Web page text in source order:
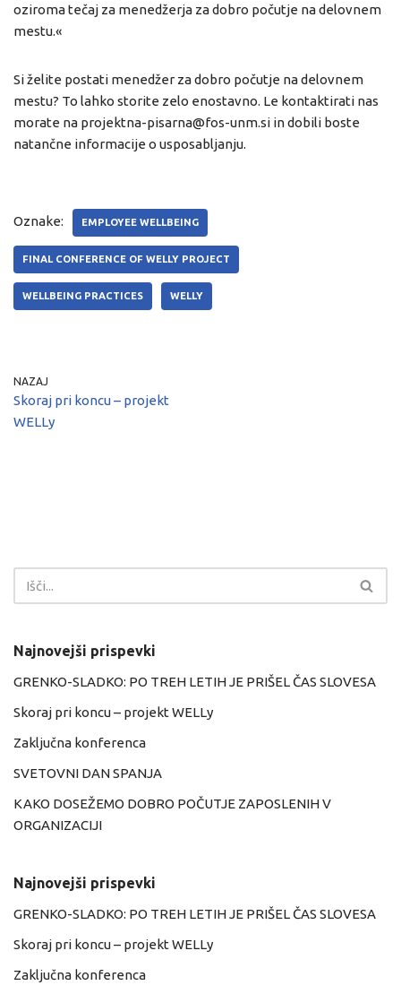
oziroma tečaj za menedžerja za dobro počutje na delovnem
mestu.«
Si želite postati menedžer za dobro počutje na delovnem
mestu? To lahko storite zelo enostavno. Le kontaktirati nas
morate na projektna-pisarna@fos-unm.si in dobili boste
natančne informacije o usposabljanju.
Oznake: EMPLOYEE WELLBEING
FINAL CONFERENCE OF WELLY PROJECT
WELLBEING PRACTICES WELLY
NAZAJ
Skoraj pri koncu – projekt
WELLy
Najnovejši prispevki
GRENKO-SLADKO: PO TREH LETIH JE PRIŠEL ČAS SLOVESA
Skoraj pri koncu – projekt WELLy
Zaključna konferenca
SVETOVNI DAN SPANJA
KAKO DOSEŽEMO DOBRO POČUTJE ZAPOSLENIH V
ORGANIZACIJI
Najnovejši prispevki
GRENKO-SLADKO: PO TREH LETIH JE PRIŠEL ČAS SLOVESA
Skoraj pri koncu – projekt WELLy
Zaključna konferenca